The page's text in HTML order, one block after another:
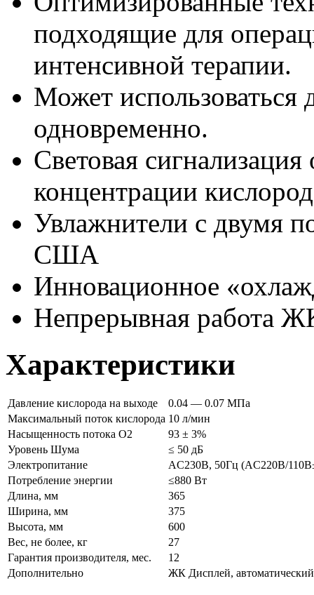
подходящие для
интенсивной терапии.
Может использоваться
одновременно.
Световая
концентрации
Увлажнители с двумя
США
Инновационное
Непрерывная работа
Характеристики
Давление кислорода на выходе
0.04 — 0.07 МПа
Максимальный поток кислорода 10 л/мин
Насыщенность потока О2
93 ± 3%
Уровень Шума
≤ 50 дБ
Электропитание
AC230В, 50Гц (AC220В/
Потребление энергии
≤880 Вт
Длина, мм
365
Ширина, мм
375
Высота, мм
600
Вес, не более, кг
27
Гарантия производителя, мес.
12
Дополнительно
ЖК Дисплей, автоматический